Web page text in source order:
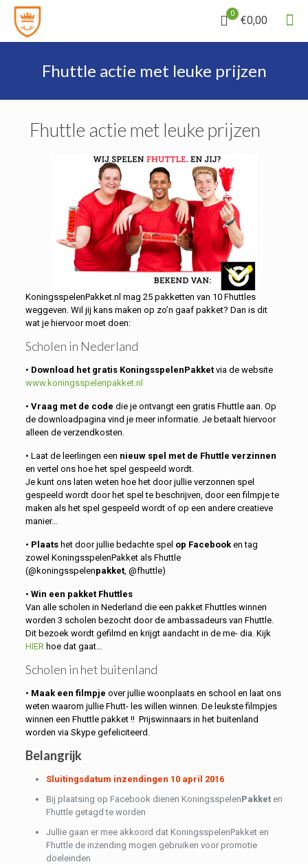
0
€0,00
Fhuttle actie met leuke prijzen
Fhuttle actie met leuke prijzen
KoningsspelenPakket.nl mag 25 pakketten van 10 Fhuttles
weggeven. Wil jij kans maken op zo’n gaaf pakket? Dan is dit
wat je hiervoor moet doen:
Scholen in Nederland
• Download het gratis KoningsspelenPakketvia de website
www.koningsspelenpakket.nl
• Vraag met de code die je ontvangt een gratis Fhuttle aan. Op
de downloadpagina vind je meer informatie. Je betaalt hiervoor
alleen de verzendkosten.
• Laat de leerlingen een nieuw spel met de Fhuttle verzinnen
en vertel ons hoe het spel gespeeld wordt.
Je kunt ons laten weten hoe het door jullie verzonnen spel
gespeeld wordt door het spel te beschrijven, door een filmpje te
maken als het spel gespeeld wordt of op een andere creatieve
manier…
• Plaatshet door jullie bedachte spel op Facebooken tag
zowel KoningsspelenPakket als Fhuttle
(@koningsspelenpakket, @fhuttle)
• Win een pakket Fhuttles
Van alle scholen in Nederland die een pakket Fhuttles winnen
worden 3 scholen bezocht door de ambassadeurs van Fhuttle.
Dit bezoek wordt gefilmd en krijgt aandacht in de me- dia. Kijk
HIERhoe dat gaat…
Scholen in het buitenland
• Maak een filmpje over jullie woonplaats en school en laat ons
weten waarom jullie Fhutt- les willen winnen. De leukste filmpjes
winnen een Fhuttle pakket !! Prijswinnaars in het buitenland
worden via Skype gefeliciteerd.
Belangrijk
Sluitingsdatum inzendingen 10 april 2016
Bij plaatsing op Facebook dienen KoningsspelenPakketen
Fhuttle getagd te worden
Jullie gaan er mee akkoord dat KoningsspelenPakket en
Fhuttle de inzending mogen gebruiken voor promotie
doeleinden